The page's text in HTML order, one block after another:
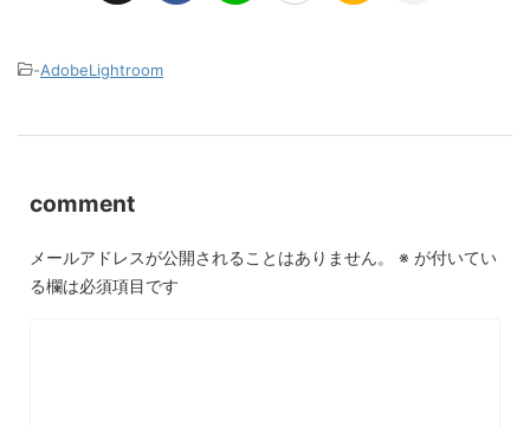
-AdobeLightroom
comment
メールアドレスが公開されることはありません。 ※ が付いてい
る欄は必須項目です